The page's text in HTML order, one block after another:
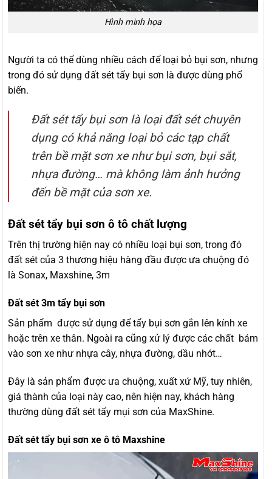
Hình minh họa
Người ta có thể dùng nhiều cách để loại bỏ bụi sơn, nhưng
trong đó sử dụng đất sét tẩy bụi sơn là được dùng phổ
biến.
Đất sét tẩy bụi sơn là loại đất sét chuyên
dụng có khả năng loại bỏ các tạp chất
trên bề mặt sơn xe như bụi sơn, bụi sắt,
nhựa đường… mà không làm ảnh hưởng
đến bề mặt của sơn xe.
Đất sét tẩy bụi sơn ô tô chất lượng
Trên thị trường hiện nay có nhiều loại bụi sơn, trong đó
đất sét của 3 thương hiệu hàng đầu được ưa chuộng đó
là Sonax, Maxshine, 3m
Đất sét 3m tẩy bụi sơn
Sản phẩm được sử dụng để tẩy bụi sơn gắn lên kính xe
hoặc trên xe thân. Ngoài ra cũng xử lý được các chất bám
vào sơn xe như nhựa cây, nhựa đường, dầu nhớt…
Đây là sản phẩm được ưa chuộng, xuất xứ Mỹ, tuy nhiên,
giá thành của loại này cao, nên hiện nay, khách hàng
thường dùng đất sét tẩy mụi sơn của MaxShine.
Đất sét tẩy bụi sơn xe ô tô Maxshine